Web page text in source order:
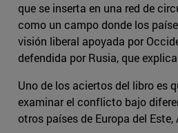
que se inserta en una red de
como un campo donde los
visión liberal apoyada por
defendida por Rusia, que
Uno de los aciertos del libro es
examinar el conflicto bajo
otros países de Europa del